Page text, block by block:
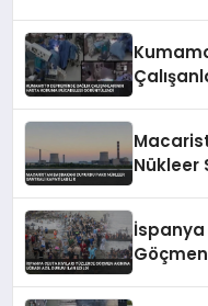
Nükleer
İspanya
Göçmen